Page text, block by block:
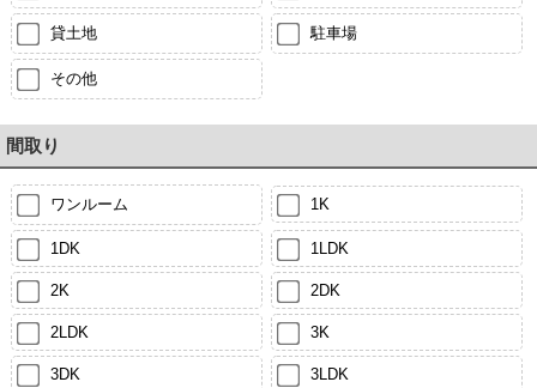
貸土地 駐車場
その他
間取り
ワンルーム 1K
1DK 1LDK
2K 2DK
2LDK 3K
3DK 3LDK